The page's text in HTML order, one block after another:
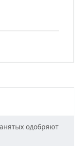
одобряют